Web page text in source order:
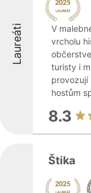
Laureáti
V
vrcholu
turisty i
provozují
hostům
8.3
Štika